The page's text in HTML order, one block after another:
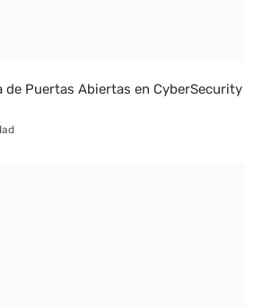
de Puertas Abiertas en CyberSecurity